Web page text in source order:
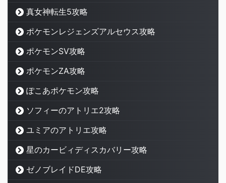
真女神転生5攻略
ポケモンレジェンズアルセウス攻略
ポケモンSV攻略
ポケモンZA攻略
ぽこあポケモン攻略
ソフィーのアトリエ2攻略
ユミアのアトリエ攻略
星のカービィディスカバリー攻略
ゼノブレイドDE攻略